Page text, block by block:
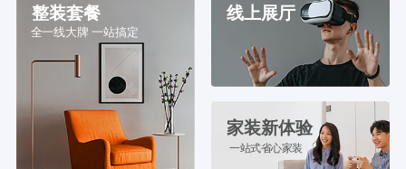
整装套餐
全一线大牌 一站搞定
线上展厅
家装新体验
一站式省心家装